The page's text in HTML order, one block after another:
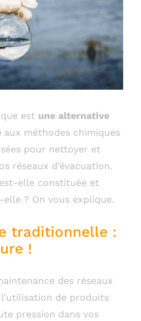
est une alternative
aux méthodes chimiques
pour nettoyer et
réseaux d’évacuation.
elle constituée et
? On vous explique.
traditionnelle :
!
des réseaux
l’utilisation de produits
pression dans vos